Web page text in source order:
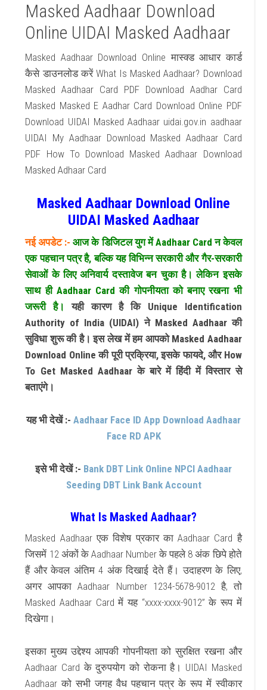
Masked Aadhaar Download
Online UIDAI Masked Aadhaar
Masked Aadhaar Download Online मास्क्ड आधार कार्ड
कैसे डाउनलोड करें What Is Masked Aadhaar? Download
Masked Aadhaar Card PDF Download Aadhar Card
Masked Masked E Aadhar Card Download Online PDF
Download UIDAI Masked Aadhaar uidai.gov.in aadhaar
UIDAI My Aadhaar Download Masked Aadhaar Card
PDF How To Download Masked Aadhaar Download
Masked Adhaar Card
Masked Aadhaar Download Online
UIDAI Masked Aadhaar
नई अपडेट :- आज के डिजिटल युग मेंAadhaar Card न केवल
एक पहचान पत्र है, बल्कि यह विभिन्न सरकारी और गैर-सरकारी
सेवाओं के लिए अनिवार्य दस्तावेज बन चुका है। लेकिन इसके
साथ ही Aadhaar Card की गोपनीयता को बनाए रखना भी
जरूरी है।
यही कारण है कि Unique Identification
Authority of India (UIDAI) ने Masked Aadhaarकी
सुविधा शुरू की है। इस लेख में हम आपको Masked Aadhaar
Download Online की पूरी प्रक्रिया, इसके फायदे, और How
To Get Masked Aadhaarके बारे में हिंदी में विस्तार से
बताएंगे।
यह भी देखें :- Aadhaar Face ID App Download Aadhaar
Face RD APK
इसे भी देखें :- Bank DBT Link Online NPCI Aadhaar
Seeding DBT Link Bank Account
What Is Masked Aadhaar?
Masked Aadhaarएक विशेष प्रकार काAadhaar Card है
जिसमें 12 अंकों के Aadhaar Numberके पहले 8 अंक छिपे होते
हैं और केवल अंतिम 4 अंक दिखाई देते हैं। उदाहरण के लिए,
अगर आपकाAadhaar Number1234-5678-9012 है, तो
Masked Aadhaar Card में यह “xxxx-xxxx-9012” के रूप में
दिखेगा।
इसका मुख्य उद्देश्य आपकी गोपनीयता को सुरक्षित रखना और
Aadhaar Card के दुरुपयोग को रोकना है। UIDAI Masked
Aadhaar को सभी जगह वैध पहचान पत्र के रूप में स्वीकार